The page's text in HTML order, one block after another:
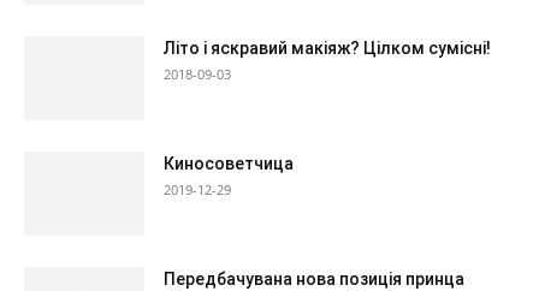
Літо і яскравий макіяж? Цілком сумісні!
2018-09-03
Киносоветчица
2019-12-29
Передбачувана нова позиція принца